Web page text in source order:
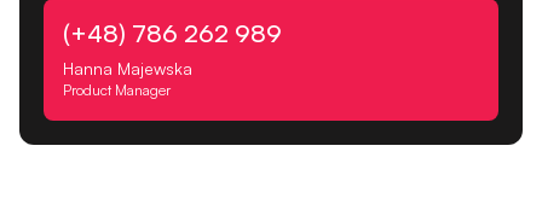
(+48) 786 262 989
Hanna Majewska
Product Manager